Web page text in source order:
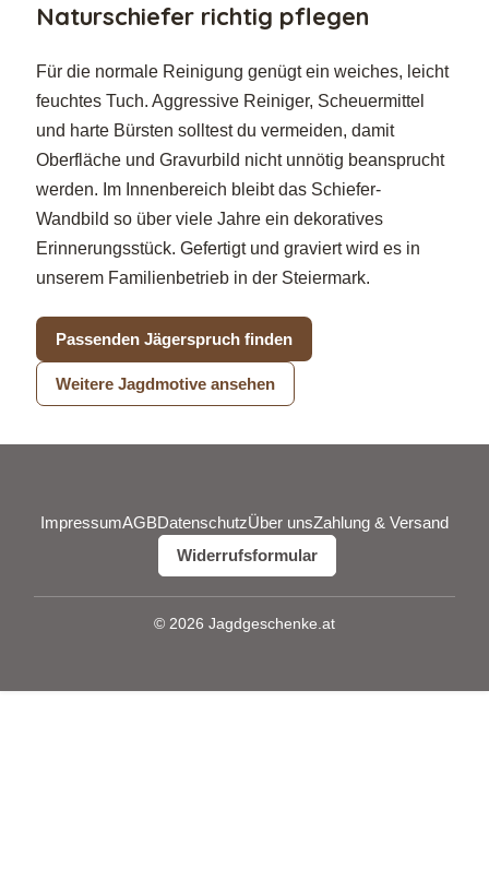
Naturschiefer richtig pflegen
Für die normale Reinigung genügt ein weiches, leicht
feuchtes Tuch. Aggressive Reiniger, Scheuermittel
und harte Bürsten solltest du vermeiden, damit
Oberfläche und Gravurbild nicht unnötig beansprucht
werden. Im Innenbereich bleibt das Schiefer-
Wandbild so über viele Jahre ein dekoratives
Erinnerungsstück. Gefertigt und graviert wird es in
unserem Familienbetrieb in der Steiermark.
Passenden Jägerspruch finden
Weitere Jagdmotive ansehen
ImpressumAGBDatenschutzÜber unsZahlung & Versand
Widerrufsformular
© 2026 Jagdgeschenke.at